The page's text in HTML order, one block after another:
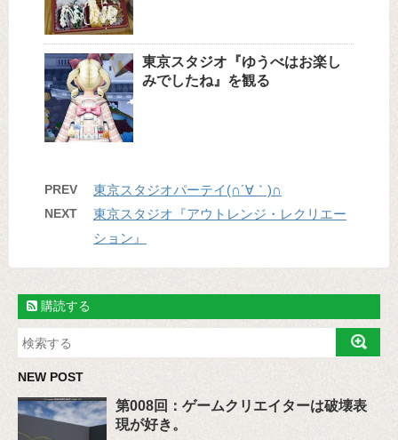
東京スタジオ『ゆうべはお楽し
みでしたね』を観る
PREV 東京スタジオパーテイ(∩´∀｀)∩
NEXT
東京スタジオ『アウトレンジ・レクリエー
ション』
購読する
NEW POST
第008回：ゲームクリエイターは破壊表
現が好き。